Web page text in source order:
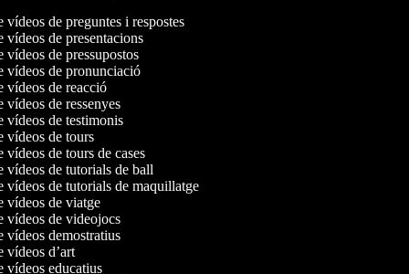
vídeos de preguntes i respostes
vídeos de presentacions
vídeos de pressupostos
vídeos de pronunciació
vídeos de reacció
vídeos de ressenyes
vídeos de testimonis
vídeos de tours
vídeos de tours de cases
vídeos de tutorials de ball
vídeos de tutorials de maquillatge
vídeos de viatge
vídeos de videojocs
vídeos demostratius
vídeos d’art
vídeos educatius